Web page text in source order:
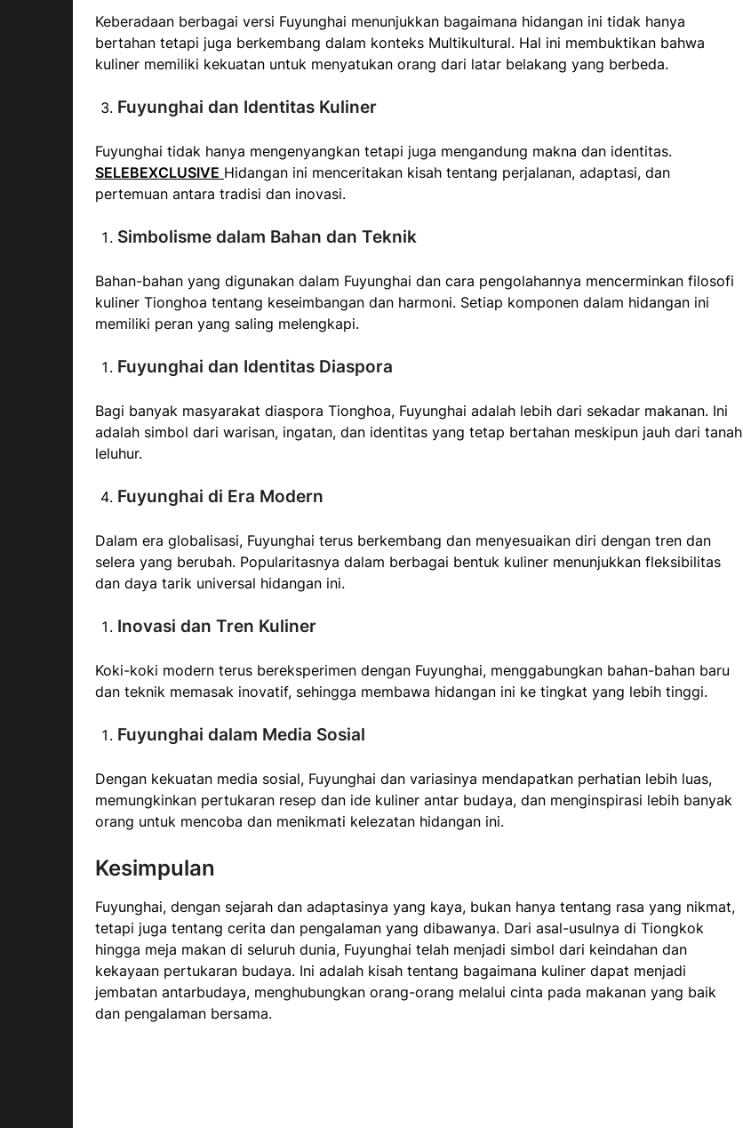
Keberadaan berbagai versi Fuyunghai menunjukkan bagaimana hidangan ini tidak hanya
bertahan tetapi juga berkembang dalam konteks Multikultural. Hal ini membuktikan bahwa
kuliner memiliki kekuatan untuk menyatukan orang dari latar belakang yang berbeda.
Fuyunghai dan Identitas Kuliner
Fuyunghai tidak hanya mengenyangkan tetapi juga mengandung makna dan identitas.
SELEBEXCLUSIVE Hidangan ini menceritakan kisah tentang perjalanan, adaptasi, dan
pertemuan antara tradisi dan inovasi.
Simbolisme dalam Bahan dan Teknik
Bahan-bahan yang digunakan dalam Fuyunghai dan cara pengolahannya mencerminkan filosofi
kuliner Tionghoa tentang keseimbangan dan harmoni. Setiap komponen dalam hidangan ini
memiliki peran yang saling melengkapi.
Fuyunghai dan Identitas Diaspora
Bagi banyak masyarakat diaspora Tionghoa, Fuyunghai adalah lebih dari sekadar makanan. Ini
adalah simbol dari warisan, ingatan, dan identitas yang tetap bertahan meskipun jauh dari tanah
leluhur.
Fuyunghai di Era Modern
Dalam era globalisasi, Fuyunghai terus berkembang dan menyesuaikan diri dengan tren dan
selera yang berubah. Popularitasnya dalam berbagai bentuk kuliner menunjukkan fleksibilitas
dan daya tarik universal hidangan ini.
Inovasi dan Tren Kuliner
Koki-koki modern terus bereksperimen dengan Fuyunghai, menggabungkan bahan-bahan baru
dan teknik memasak inovatif, sehingga membawa hidangan ini ke tingkat yang lebih tinggi.
Fuyunghai dalam Media Sosial
Dengan kekuatan media sosial, Fuyunghai dan variasinya mendapatkan perhatian lebih luas,
memungkinkan pertukaran resep dan ide kuliner antar budaya, dan menginspirasi lebih banyak
orang untuk mencoba dan menikmati kelezatan hidangan ini.
Kesimpulan
Fuyunghai, dengan sejarah dan adaptasinya yang kaya, bukan hanya tentang rasa yang nikmat,
tetapi juga tentang cerita dan pengalaman yang dibawanya. Dari asal-usulnya di Tiongkok
hingga meja makan di seluruh dunia, Fuyunghai telah menjadi simbol dari keindahan dan
kekayaan pertukaran budaya. Ini adalah kisah tentang bagaimana kuliner dapat menjadi
jembatan antarbudaya, menghubungkan orang-orang melalui cinta pada makanan yang baik
dan pengalaman bersama.